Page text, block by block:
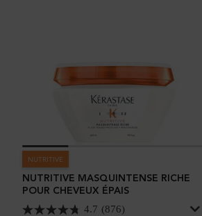
NUTRITIVE
NUTRITIVE MASQUINTENSE RICHE
POUR CHEVEUX ÉPAIS
4.7 (876)